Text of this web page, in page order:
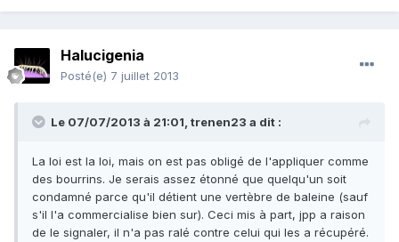
Halucigenia
Posté(e) 7 juillet 2013
Le 07/07/2013 à 21:01, trenen23 a dit :
La loi est la loi, mais on est pas obligé de l'appliquer comme
des bourrins. Je serais assez étonné que quelqu'un soit
condamné parce qu'il détient une vertèbre de baleine (sauf
s'il l'a commercialise bien sur). Ceci mis à part, jpp a raison
de le signaler, il n'a pas ralé contre celui qui les a récupéré.